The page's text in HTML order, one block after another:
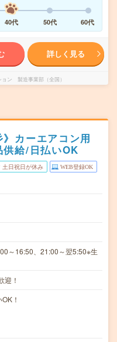
40代 50代 60代
詳しく見る
ン 製造事業部（全国）
》カーエアコン用
供給/日払いOK
土日祝日が休み WEB登録OK
～16:50、21:00～翌5:50※生
迎！
！